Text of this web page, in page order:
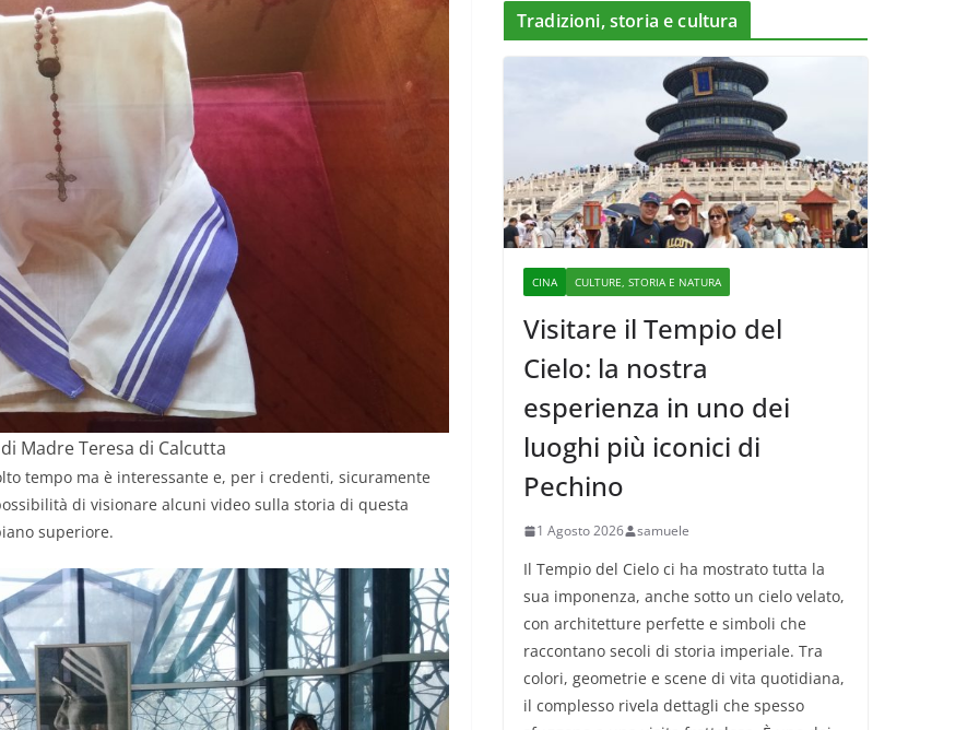
Madre Teresa di Calcutta
tempo ma è interessante e, per i credenti, sicuramente
di visionare alcuni video sulla storia di questa
superiore.
Tradizioni, storia e cultura
CINA CULTURE, STORIA E NATURA
Visitare il Tempio del
Cielo: la nostra
esperienza in uno dei
luoghi più iconici di
Pechino
1 Agosto 2026 samuele
Il Tempio del Cielo ci ha mostrato tutta la
sua imponenza, anche sotto un cielo velato,
con architetture perfette e simboli che
raccontano secoli di storia imperiale. Tra
colori, geometrie e scene di vita quotidiana,
il complesso rivela dettagli che spesso